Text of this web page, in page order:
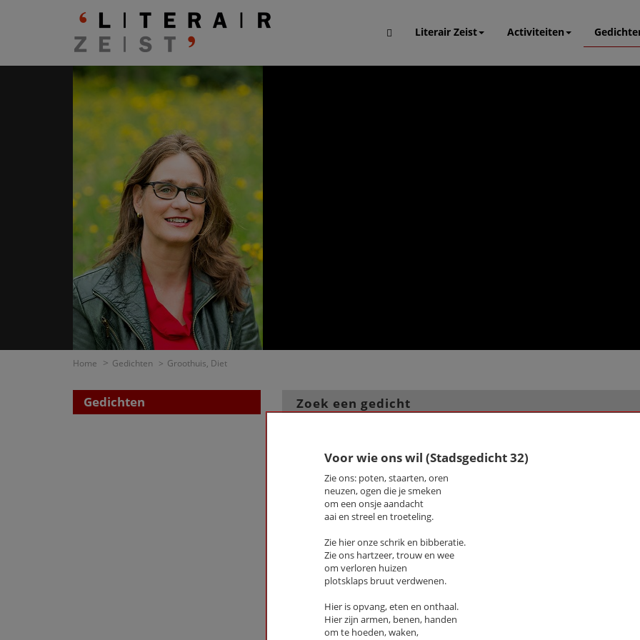
Literair Zeist Activiteiten
Home Gedichten Groothuis, Diet
Gedichten Zoek een gedicht
op thema
-- Alle thema's --
Groothuis, Diet
Voor wie ons wil (Stadsgedicht 32)
Zie ons: poten, staarten, oren
neuzen, ogen die je smeken
om een onsje aandacht
aai en streel en troeteling.
Zie hier onze schrik en bibberatie.
Zie ons hartzeer, trouw en wee
om verloren huizen
plotsklaps bruut verdwenen.
Hier is opvang, eten en onthaal.
Hier zijn armen, benen, handen
om te hoeden, waken,